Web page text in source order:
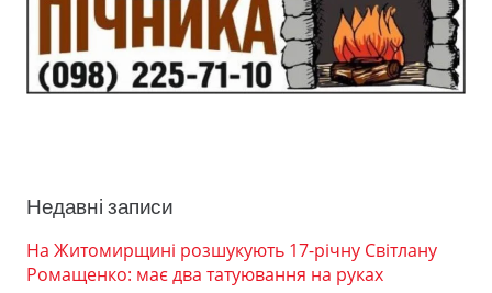
Недавні записи
На Житомирщині розшукують 17-річну Світлану
Ромащенко: має два татуювання на руках